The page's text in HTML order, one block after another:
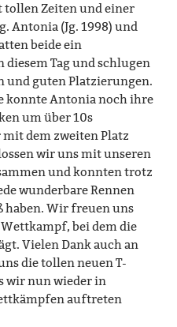
tollen Zeiten und einer
Antonia (Jg. 1998) und
beide ein
Tag und schlugen
und guten Platzierungen.
konnte Antonia noch ihre
um über 10s
dem zweiten Platz
wir uns mit unseren
und konnten trotz
wunderbare Rennen
haben. Wir freuen uns
bei dem die
Vielen Dank auch an
die tollen neuen T-
wir nun wieder in
auftreten